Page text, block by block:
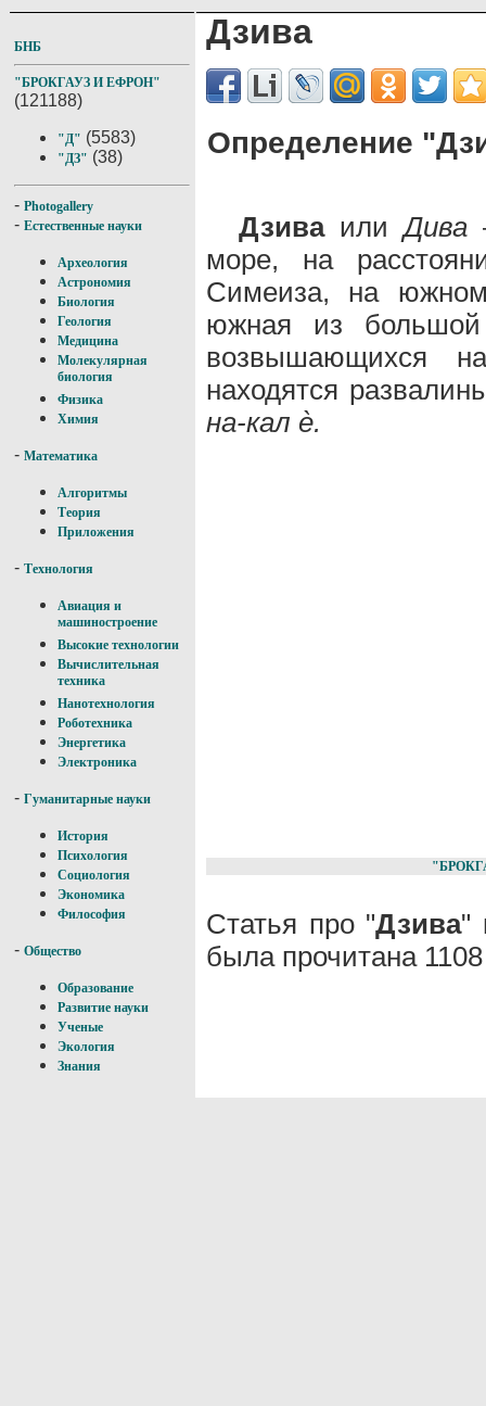
БНБ
"БРОКГАУЗ И ЕФРОН"
(121188)
"Д" (5583)
"ДЗ" (38)
- Photogallery
- Естественные науки
Археология
Астрономия
Биология
Геология
Медицина
Молекулярная
биология
Физика
Химия
- Математика
Алгоритмы
Теория
Приложения
- Технология
Авиация и
машиностроение
Высокие технологии
Вычислительная
техника
Нанотехнология
Роботехника
Энергетика
Электроника
- Гуманитарные науки
История
Психология
Социология
Экономика
Философия
- Общество
Образование
Развитие науки
Ученые
Экология
Знания
Дзива
Определение
ДзиваилиДива
море, на
Симеиза, на
южная из большой
возвышающихся
находятся
на-кал è.
Статья про "Дзива"
была прочитана